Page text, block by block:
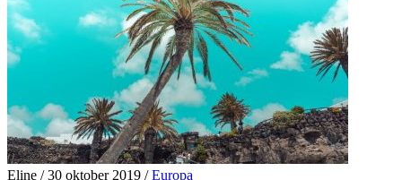
Eline /30 oktober 2019 / Europa